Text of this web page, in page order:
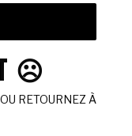
☹️
RETOURNEZ À